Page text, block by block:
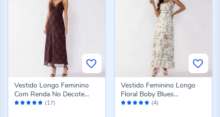
Avaliação: (17)
Vestido Longo Feminino
Com Renda No Decote
Boby Blues Xadrez
Avaliação: (4)
Vestido Feminino Longo
Floral Boby Blues
Estampado